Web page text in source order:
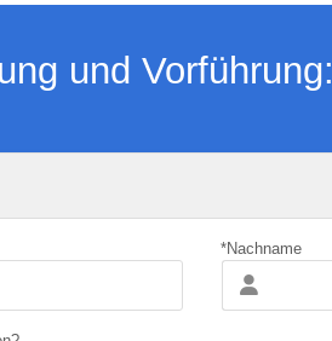
und Vorführung:
*Nachname